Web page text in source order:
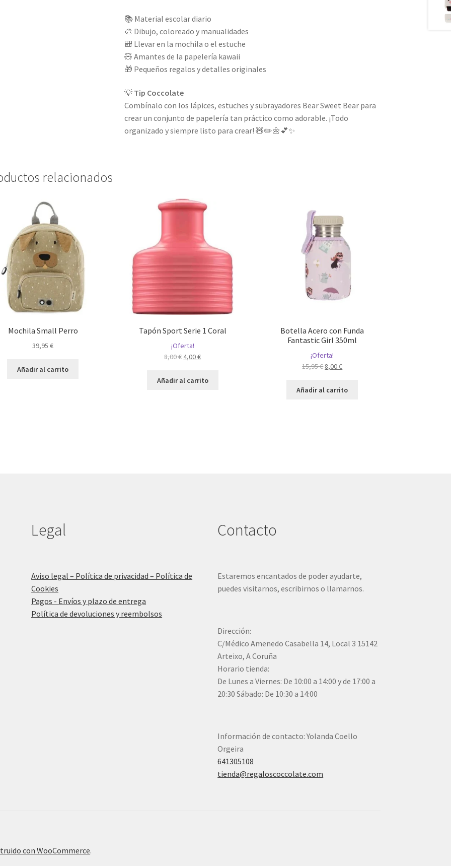
📚 Material escolar diario
🎨 Dibujo, coloreado y manualidades
🎒 Llevar en la mochila o el estuche
🧸 Amantes de la papelería kawaii
🎁 Pequeños regalos y detalles originales
💡 Tip Coccolate
Combínalo con los lápices, estuches y subrayadores Bear Sweet Bear para
crear un conjunto de papelería tan práctico como adorable. ¡Todo
organizado y siempre listo para crear! 🧸✏️🌼💕✨
relacionados
Mochila Small Perro
39,95€
Añadir al carrito
Tapón Sport Serie 1 Coral
¡Oferta!
8,00€El
original
4,00€El
actual
Añadir al carrito
Botella Acero con Funda
Fantastic Girl 350ml
¡Oferta!
15,95€ El
original
8,00€El
actual
Añadir al carrito
Legal
Aviso legal – Política de privacidad – Política de
Cookies
Pagos - Envíos y plazo de entrega
Política de devoluciones y reembolsos
Contacto
Estaremos encantados de poder ayudarte,
puedes visitarnos, escribirnos o llamarnos.
Dirección:
C/Médico Amenedo Casabella 14, Local 3 15142
Arteixo, A Coruña
Horario tienda:
De Lunes a Viernes: De 10:00 a 14:00 y de 17:00 a
20:30 Sábado: De 10:30 a 14:00
Información de contacto: Yolanda Coello
Orgeira
641305108
tienda@regaloscoccolate.com
con WooCommerce.